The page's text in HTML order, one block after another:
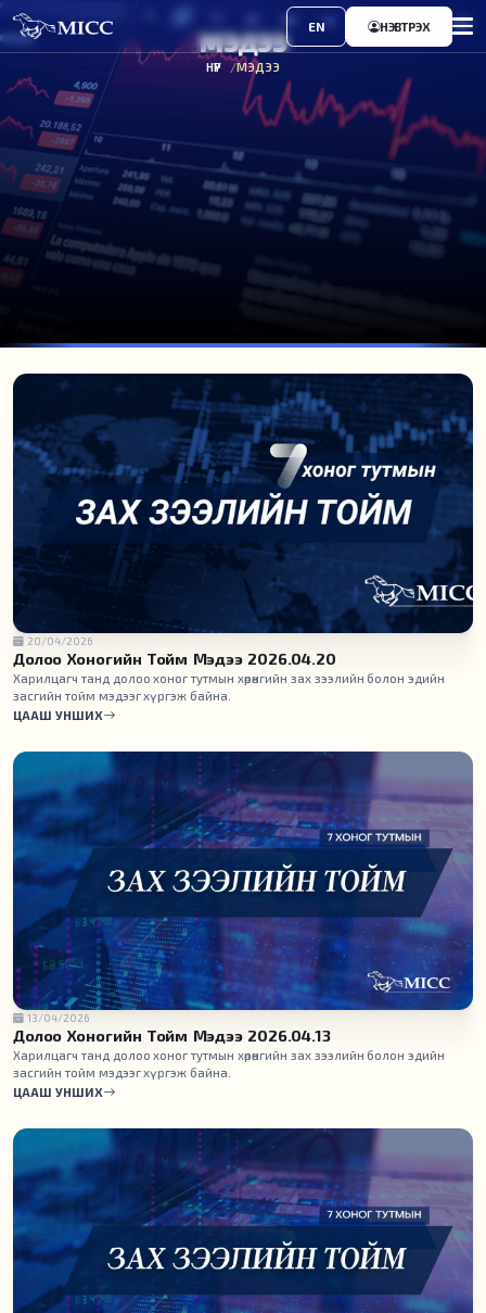
EN НЭВТРЭХ
МЭДЭЭ
НҮҮР МЭДЭЭ
20/04/2026
Долоо Хоногийн Тойм Мэдээ 2026.04.20
Харилцагч танд долоо хоног тутмын хөрөнгийн зах зээлийн болон эдийн
засгийн тойм мэдээг хүргэж байна.
ЦААШ УНШИХ
13/04/2026
Долоо Хоногийн Тойм Мэдээ 2026.04.13
Харилцагч танд долоо хоног тутмын хөрөнгийн зах зээлийн болон эдийн
засгийн тойм мэдээг хүргэж байна.
ЦААШ УНШИХ